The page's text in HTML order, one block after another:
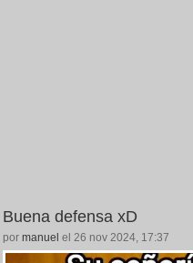
Buena defensa xD
por manuel el 26 nov 2024, 17:37